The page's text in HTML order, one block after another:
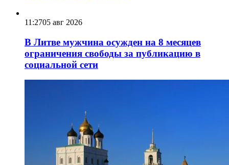
11:2705 авг 2026
В Литве мужчина осужден на 8 месяцев
ограничения свободы за публикацию в
социальной сети